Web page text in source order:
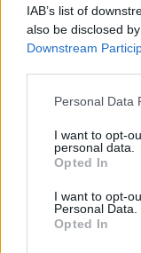
IAB’s list of
also be disclosed
Downstream
Personal Data
I want to opt-
personal data.
Opted In
I want to opt-
Personal Data.
Opted In